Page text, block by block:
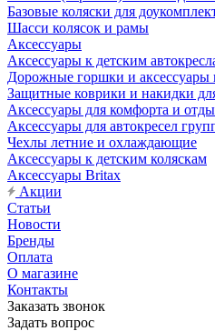
Базовые коляски для
Шасси колясок и рамы
Аксессуары
Аксессуары к детским
Дорожные горшки и аксессуары
Защитные коврики и накидки
Аксессуары для комфорта и
Аксессуары для автокресел
Чехлы летние и охлаждающие
Аксессуары к детским коляскам
Аксессуары Britax
Акции
Статьи
Новости
Бренды
Оплата
О магазине
Контакты
Заказать звонок
Задать вопрос